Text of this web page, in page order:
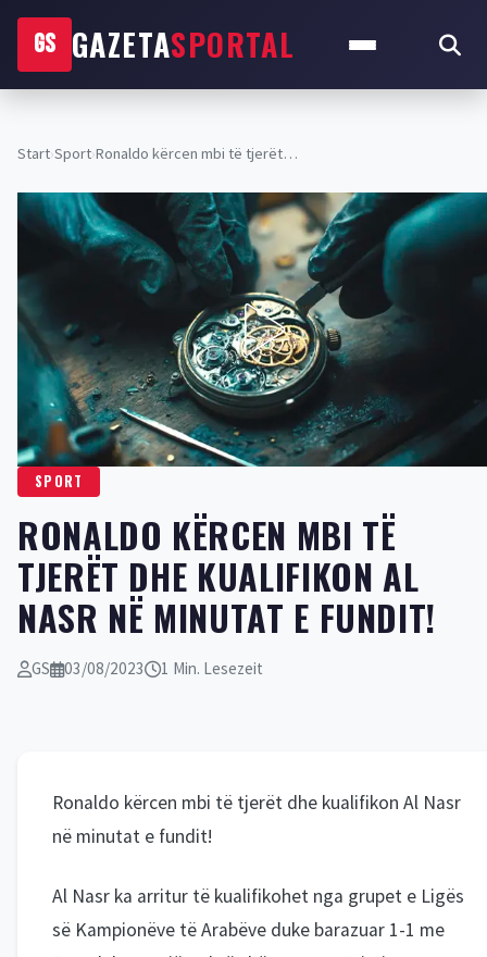
GS GAZETASPORTAL
Start›Sport›Ronaldo kërcen mbi të tjerët…
SPORT
RONALDO KËRCEN MBI TË
TJERËT DHE KUALIFIKON AL
NASR NË MINUTAT E FUNDIT!
GS 03/08/2023 1 Min. Lesezeit
Ronaldo kërcen mbi të tjerët dhe kualifikon Al Nasr
në minutat e fundit!
Al Nasr ka arritur të kualifikohet nga grupet e Ligës
së Kampionëve të Arabëve duke barazuar 1-1 me